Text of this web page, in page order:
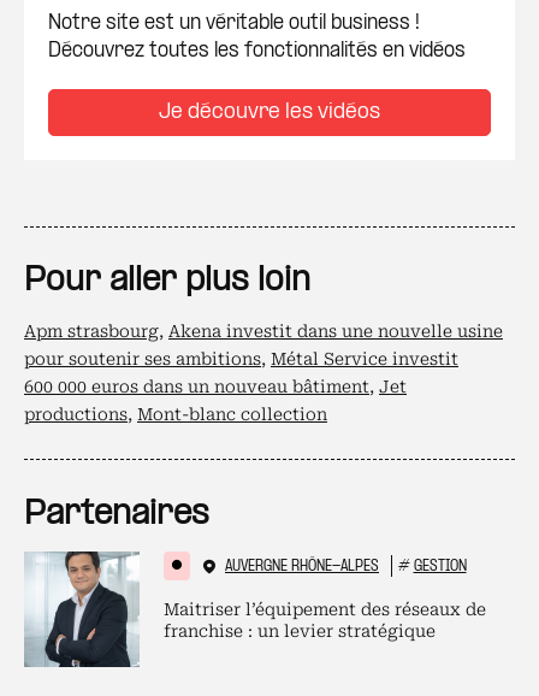
Notre site est un véritable outil business !
Découvrez toutes les fonctionnalités en vidéos
Je découvre les vidéos
Pour aller plus loin
Apm strasbourg, Akena investit dans une nouvelle usine
pour soutenir ses ambitions, Métal Service investit
600 000 euros dans un nouveau bâtiment, Jet
productions, Mont-blanc collection
Partenaires
AUVERGNE RHÔNE-ALPES # GESTION
Maitriser l’équipement des réseaux de
franchise : un levier stratégique